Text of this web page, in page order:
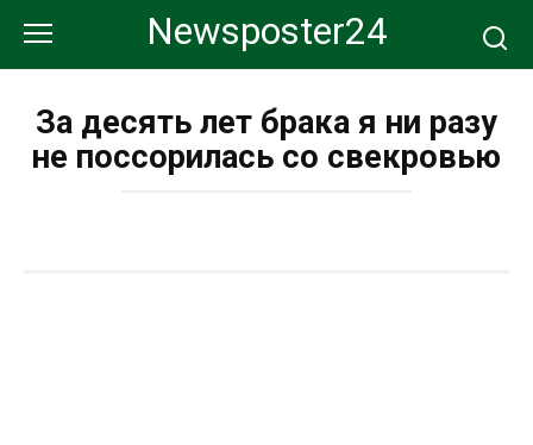
контенту
Newsposter24
За десять лет брака я ни разу
не поссорилась со свекровью